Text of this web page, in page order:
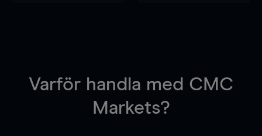
Varför handla med CMC
Markets?